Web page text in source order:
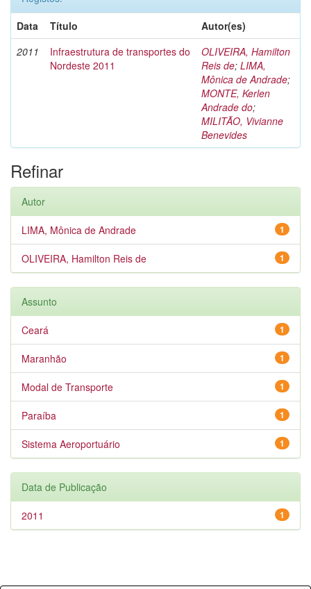
Data
Título
Autor(es)
2011
Infraestrutura de transportes do
Nordeste 2011
OLIVEIRA, Hamilton
Reis de; LIMA,
Mônica de Andrade;
MONTE, Kerlen
Andrade do;
MILITÃO, Vivianne
Benevides
Refinar
Autor
1
LIMA, Mônica de Andrade
1
OLIVEIRA, Hamilton Reis de
Assunto
1
Ceará
1
Maranhão
1
Modal de Transporte
1
Paraíba
1
Sistema Aeroportuário
Data de Publicação
1
2011